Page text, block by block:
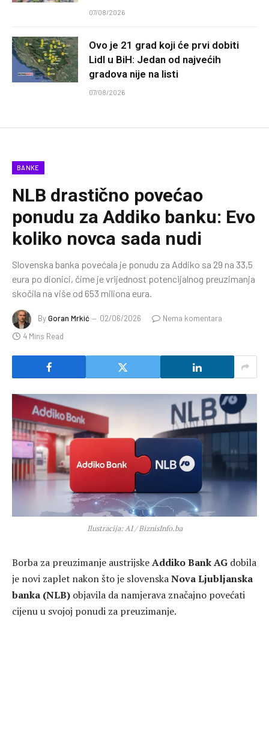
07/08/2026
Ovo je 21 grad koji će prvi dobiti
Lidl u BiH: Jedan od najvećih
gradova nije na listi
07/08/2026
BANKE
NLB drastično povećao
ponudu za Addiko banku: Evo
koliko novca sada nudi
Slovenska banka povećala je ponudu za Addiko sa 29 na 33,5
eura po dionici, čime je vrijednost potencijalnog preuzimanja
skočila na više od 653 miliona eura.
ByGoran Mrkić 02/06/2026
Nema komentara
4 Mins Read
Ilustracija: AI / BiznisInfo.ba
Borba za preuzimanje austrijskeAddiko Bank AG dobila
je novi zaplet nakon što je slovenskaNova Ljubljanska
banka (NLB) objavila da namjerava značajno povećati
cijenu u svojoj ponudi za preuzimanje.